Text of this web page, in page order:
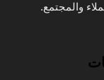
والمجتمع.